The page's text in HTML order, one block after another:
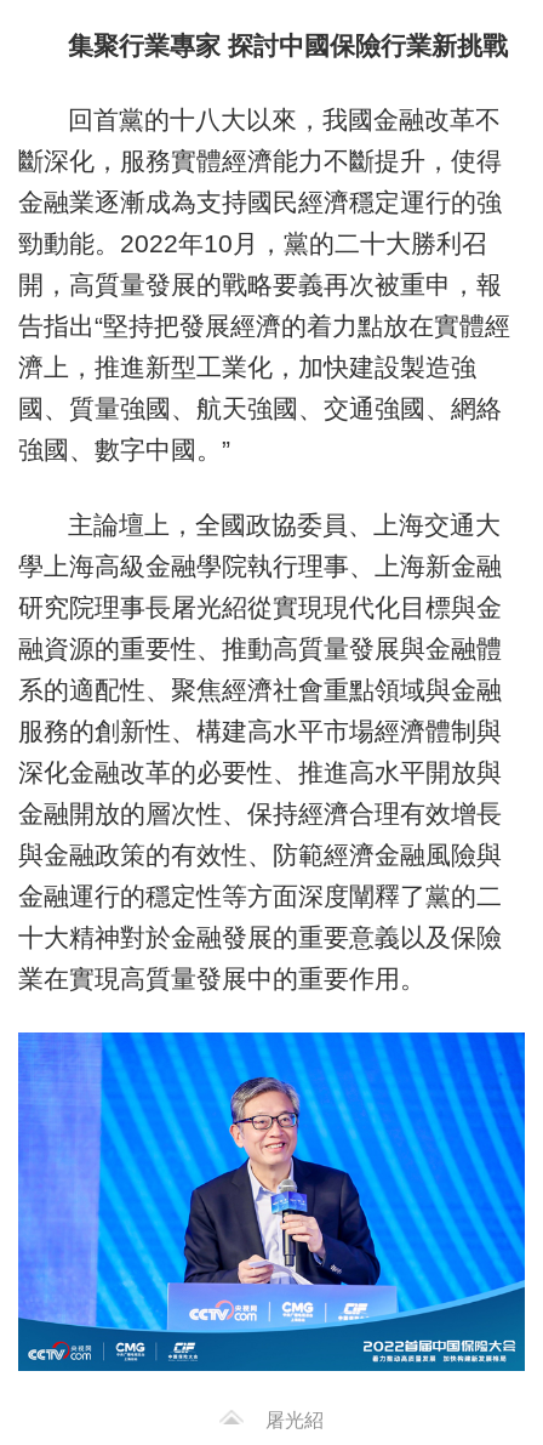
集聚行業專家 探討中國保險行業新挑戰
回首黨的十八大以來，我國金融改革不
斷深化，服務實體經濟能力不斷提升，使得
金融業逐漸成為支持國民經濟穩定運行的強
勁動能。2022年10月，黨的二十大勝利召
開，高質量發展的戰略要義再次被重申，報
告指出“堅持把發展經濟的着力點放在實體經
濟上，推進新型工業化，加快建設製造強
國、質量強國、航天強國、交通強國、網絡
強國、數字中國。”
主論壇上，全國政協委員、上海交通大
學上海高級金融學院執行理事、上海新金融
研究院理事長屠光紹從實現現代化目標與金
融資源的重要性、推動高質量發展與金融體
系的適配性、聚焦經濟社會重點領域與金融
服務的創新性、構建高水平市場經濟體制與
深化金融改革的必要性、推進高水平開放與
金融開放的層次性、保持經濟合理有效增長
與金融政策的有效性、防範經濟金融風險與
金融運行的穩定性等方面深度闡釋了黨的二
十大精神對於金融發展的重要意義以及保險
業在實現高質量發展中的重要作用。
屠光紹